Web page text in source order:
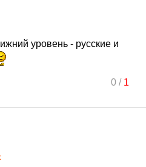
уровень - русские и
0/ 1